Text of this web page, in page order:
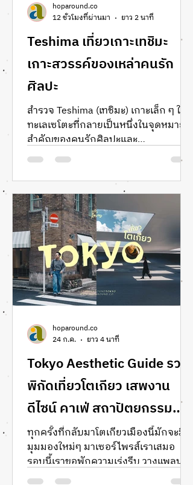
Teshima เที่ยวเกาะเทชิมะ
เกาะสวรรค์ของเหล่าคนรัก
ศิลปะ
สำรวจ Teshima (เทชิมะ) เกาะเล็ก ๆ ใน
ทะเลเซโตะที่กลายเป็นหนึ่งในจุดหมาย
สำคัญของคนรักศิลปะและ
สถาปัตยกรรมในญี่ปุ่น จาก Teshima
ของ Ryue Nishizawa และ Rei Naito ไป
จนถึงงานศิลปะร่วมสมัยที่กระจายตัวอยู่
ทั่วเกาะ พาเดินทางผ่านภูมิทัศน์
ธรรมชาติ และวิถีชีวิตของชุมชนที่หลอม
รวมเข้ากับศิลปะได้อย่างน่าประทับใจ
พร้อมข้อมูลการเดินทาง สถานที่น่าสนใจ
และเหตุผลที่ทำให้ Teshima เป็นหนึ่งใน
เกาะที่เราอยากกลับไปเยือนอีกครั้ง รีวิว
ญี่ปุ่น
hoparound.co
12 ชั่วโมงที่ผ่านมา
ยาว 2 นาที
Tokyo Aesthetic Guide รวม
พิกัดเที่ยวโตเกียว เสพงาน
ดีไซน์ คาเฟ่ สถาปัตยกรรม
และ ร้านน่าช้อป
ทุกครั้งที่กลับมาโตเกียวเมืองนี้มักจะมี
มุมมองใหม่ๆ มาเซอร์ไพรส์เราเสมอ
รอบนี้เราขอพักความเร่งรีบ วางแพลนที่
แน่นเอี๊ยดทิ้งไป แล้วปล่อยใจให้ช้าลงเพื่อ
hoparound.co
24 ก.ค.
ยาว 4 นาที